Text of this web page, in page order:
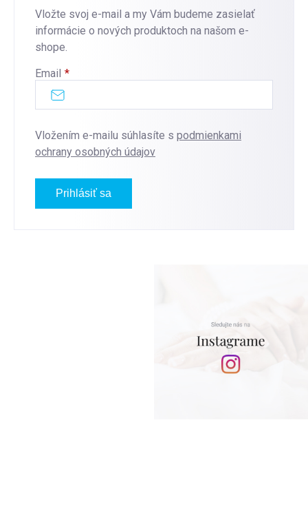
Vložte svoj e-mail a my Vám budeme zasielať
informácie o nových produktoch na našom e-
shope.
Email
Vložením e-mailu súhlasíte s podmienkami
ochrany osobných údajov
Prihlásiť sa